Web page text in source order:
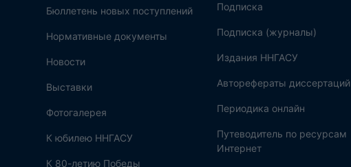
Бюллетень новых поступлений
Нормативные документы
Новости
Выставки
Фотогалерея
К юбилею ННГАСУ
К 80-летию Победы
Подписка
Подписка (журналы)
Издания ННГАСУ
Авторефераты диссертаций
Периодика онлайн
Путеводитель по ресурсам
Интернет